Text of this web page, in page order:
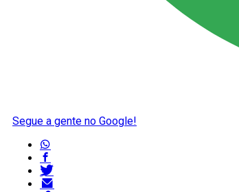
Segue a gente no Google!